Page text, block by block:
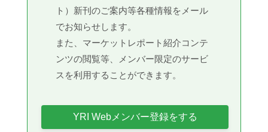
ト）新刊のご案内等各種情報をメール
でお知らせします。
また、マーケットレポート紹介コンテ
ンツの閲覧等、メンバー限定のサービ
スを利用することができます。
YRI Webメンバー登録をする